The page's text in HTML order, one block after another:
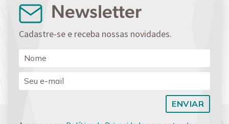
Newsletter
Cadastre-se e receba nossas novidades.